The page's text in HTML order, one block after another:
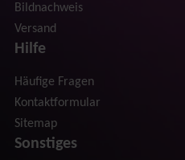
Bildnachweis
Versand
Hilfe
Häufige Fragen
Kontaktformular
Sitemap
Sonstiges